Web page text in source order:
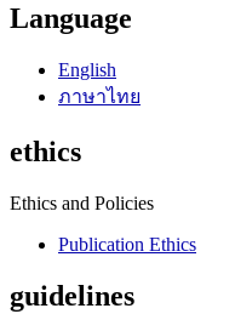
Language
English
ภาษาไทย
ethics
Ethics and Policies
Publication Ethics
guidelines